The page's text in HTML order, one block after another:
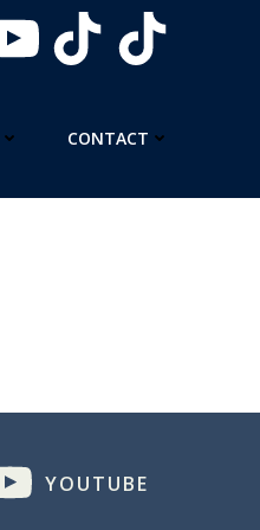
CONTACT
YOUTUBE